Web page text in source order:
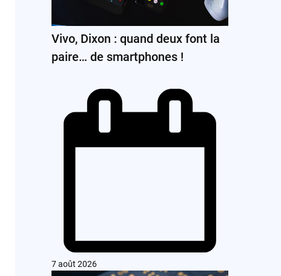
Vivo, Dixon : quand deux font la
paire… de smartphones !
7 août 2026